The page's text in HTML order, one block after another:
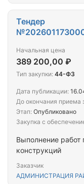
Выполнение
конструкций
Заказчик
АДМИНИСТРАЦИЯ
Тендер
Начальная цена
389 200,00 ₽
Тип закупки: 44-ФЗ
Дата публикации:
До окончания приема
Этап: Опубликовано
Закупка с